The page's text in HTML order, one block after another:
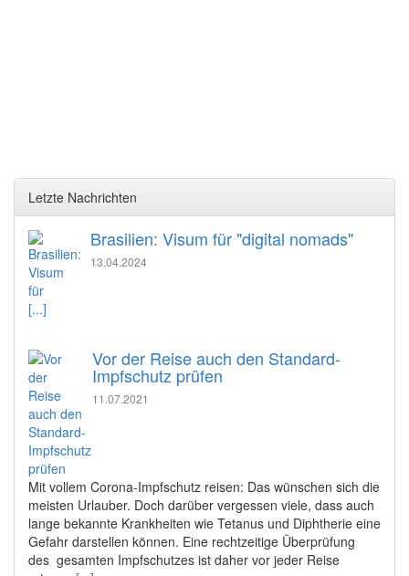
Letzte Nachrichten
Brasilien: Visum für "digital nomads"
13.04.2024
[...]
Vor der Reise auch den Standard-
Impfschutz prüfen
11.07.2021
Mit vollem Corona-Impfschutz reisen: Das wünschen sich die
meisten Urlauber. Doch darüber vergessen viele, dass auch
lange bekannte Krankheiten wie Tetanus und Diphtherie eine
Gefahr darstellen können. Eine rechtzeitige Überprüfung
des gesamten Impfschutzes ist daher vor jeder Reise